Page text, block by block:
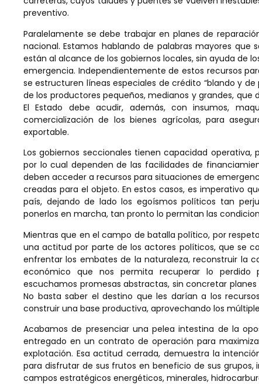
preventivo.
Paralelamente se debe trabajar en planes de
nacional. Estamos hablando de palabras mayores
están al alcance de los gobiernos locales, sin ayuda de
emergencia. Independientemente de estos recursos
se estructuren líneas especiales de crédito “blando y
de los productores pequeños, medianos y grandes,
El Estado debe acudir, además, con insumos,
comercialización de los bienes agrícolas, para
exportable.
Los gobiernos seccionales tienen capacidad
por lo cual dependen de las facilidades de
deben acceder a recursos para situaciones de
creadas para el objeto. En estos casos, es imperativo
país, dejando de lado los egoísmos políticos tan
ponerlos en marcha, tan pronto lo permitan las
Mientras que en el campo de batalla político, por
una actitud por parte de los actores políticos, que se
enfrentar los embates de la naturaleza, reconstruir la
económico que nos permita recuperar lo perdido
escuchamos promesas abstractas, sin concretar
No basta saber el destino que les darían a los
construir una base productiva, aprovechando los
Acabamos de presenciar una pelea intestina de la
entregado en un contrato de operación para
explotación. Esa actitud cerrada, demuestra la
para disfrutar de sus frutos en beneficio de sus
campos estratégicos energéticos, minerales,